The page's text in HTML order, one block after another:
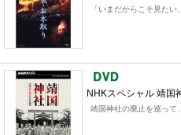
「いまだからこそ見た
NHKスペシャル 靖国
靖国神社の廃止を巡って